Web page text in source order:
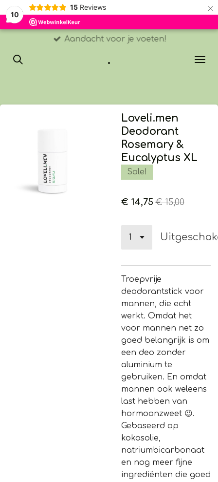
10
15 Reviews ×
.
Aandacht voor je voeten!
Loveli.men
Deodorant
Rosemary &
Eucalyptus XL
Sale!
€ 14,75 € 15,00
Troepvrije
deodorantstick voor
mannen, die echt
werkt. Omdat het
voor mannen net zo
goed belangrijk is om
een deo zonder
aluminium te
gebruiken. En omdat
mannen ook weleens
last hebben van
hormoonzweet 😉.
Gebaseerd op
kokosolie,
natriumbicarbonaat
en nog meer fijne
ingrediënten die goed